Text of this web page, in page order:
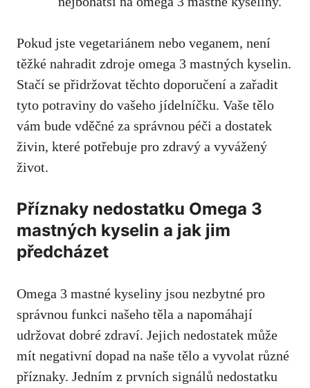
Pokud jste vegetariánem nebo veganem, není
těžké nahradit zdroje omega 3 mastných kyselin.
Stačí se přidržovat těchto doporučení a zařadit
tyto potraviny do vašeho jídelníčku. Vaše tělo
vám bude vděčné za správnou péči a dostatek
živin, které potřebuje pro zdravý a vyvážený
život.
Příznaky nedostatku Omega 3
mastných kyselin a jak jim
předcházet
Omega 3 mastné kyseliny jsou nezbytné pro
správnou funkci našeho těla a napomáhají
udržovat dobré zdraví. Jejich nedostatek může
mít negativní dopad na naše tělo a vyvolat různé
příznaky. Jedním z prvních signálů nedostatku